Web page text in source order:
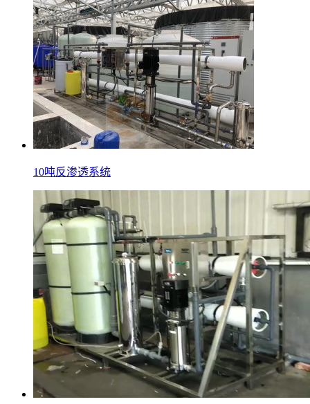
10吨反渗透系统